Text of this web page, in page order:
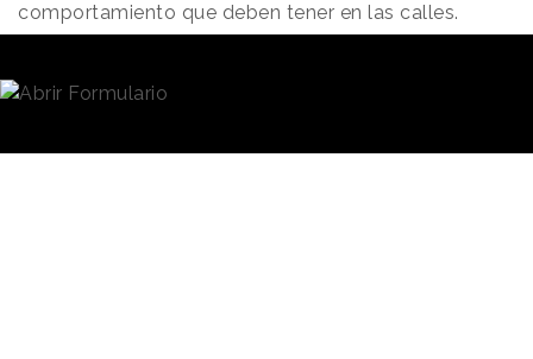
comportamiento que deben tener en las calles.
campaña gráfica